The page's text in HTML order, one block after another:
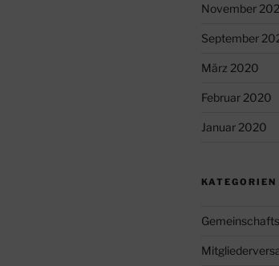
November
September
März 2020
Februar 2020
Januar 2020
KATEGORIEN